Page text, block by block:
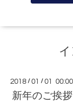
2018 /01 /01 00:00
新年のご挨拶